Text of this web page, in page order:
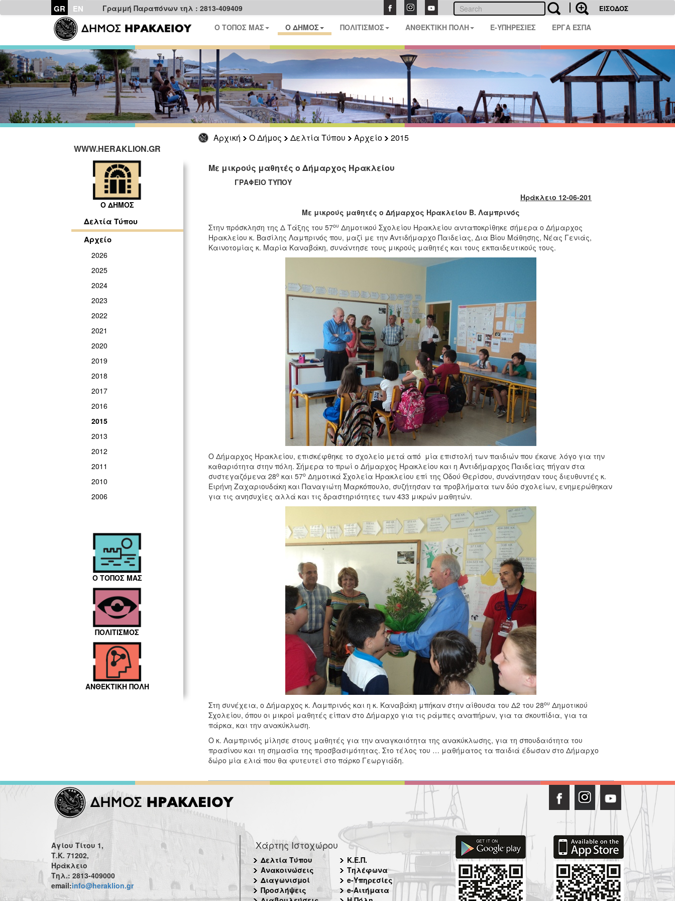
GR EN Γραμμή Παραπόνων τηλ : 2813-409409 ΕΙΣΟΔΟΣ
Ο ΤΟΠΟΣ ΜΑΣ Ο ΔΗΜΟΣ ΠΟΛΙΤΙΣΜΟΣ ΑΝΘΕΚΤΙΚΗ ΠΟΛΗ E-ΥΠΗΡΕΣΙΕΣ ΕΡΓΑ ΕΣΠΑ
Αρχική Ο Δήμος Δελτία Τύπου Αρχείο
2015
WWW.HERAKLION.GR
Ο ΔΗΜΟΣ
Δελτία Τύπου
Αρχείο
2026
2025
2024
2023
2022
2021
2020
2019
2018
2017
2016
2015
2013
2012
2011
2010
2006
Ο ΤΟΠΟΣ ΜΑΣ
ΠΟΛΙΤΙΣΜΟΣ
ΑΝΘΕΚΤΙΚΗ ΠΟΛΗ
Με μικρούς μαθητές ο Δήμαρχος Ηρακλείου
ΓΡΑΦΕΙΟ ΤΥΠΟΥ
Ηράκλειο 12-06-201
Με μικρούς μαθητές ο Δήμαρχος Ηρακλείου Β. Λαμπρινός
Στην πρόσκληση της Δ Τάξης του 57ου Δημοτικού Σχολείου Ηρακλείου ανταποκρίθηκε σήμερα ο Δήμαρχος
Ηρακλείου κ. Βασίλης Λαμπρινός που, μαζί με την Αντιδήμαρχο Παιδείας, Δια Βίου Μάθησης, Νέας Γενιάς,
Καινοτομίας κ. Μαρία Καναβάκη, συνάντησε τους μικρούς μαθητές και τους εκπαιδευτικούς τους.
Ο Δήμαρχος Ηρακλείου, επισκέφθηκε το σχολείο μετά από μία επιστολή των παιδιών που έκανε λόγο για την
καθαριότητα στην πόλη. Σήμερα το πρωί ο Δήμαρχος Ηρακλείου και η Αντιδήμαρχος Παιδείας πήγαν στα
συστεγαζόμενα 28οκαι 57οΔημοτικά Σχολεία Ηρακλείου επί της Οδού Θερίσου, συνάντησαν τους διευθυντές κ.
Ειρήνη Ζαχαριουδάκη και Παναγιώτη Μαρκόπουλο, συζήτησαν τα προβλήματα των δύο σχολείων, ενημερώθηκαν
για τις ανησυχίες αλλά και τις δραστηριότητες των 433 μικρών μαθητών.
Στη συνέχεια, ο Δήμαρχος κ. Λαμπρινός και η κ. Καναβάκη μπήκαν στην αίθουσα του Δ2 του 28ου Δημοτικού
Σχολείου, όπου οι μικροί μαθητές είπαν στο Δήμαρχο για τις ράμπες αναπήρων, για τα σκουπίδια, για τα
πάρκα, και την ανακύκλωση.
Ο κ. Λαμπρινός μίλησε στους μαθητές για την αναγκαιότητα της ανακύκλωσης, για τη σπουδαιότητα του
πρασίνου και τη σημασία της προσβασιμότητας. Στο τέλος του … μαθήματος τα παιδιά έδωσαν στο Δήμαρχο
δώρο μία ελιά που θα φυτευτεί στο πάρκο Γεωργιάδη.
Αγίου Τίτου 1,
Τ.Κ. 71202,
Ηράκλειο
Τηλ.: 2813-409000
email:info@heraklion.gr
Χάρτης Ιστοχώρου
Δελτία Τύπου
Ανακοινώσεις
Διαγωνισμοί
Προσλήψεις
Κ.Ε.Π.
Τηλέφωνα
e-Υπηρεσίες
e-Αιτήματα